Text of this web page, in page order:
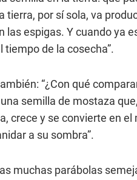
tierra, por sí sola, va
las espigas. Y cuando ya
tiempo de la cosecha”.
“¿Con qué
semilla de mostaza
crece y se convierte en
a su sombra”.
muchas parábolas